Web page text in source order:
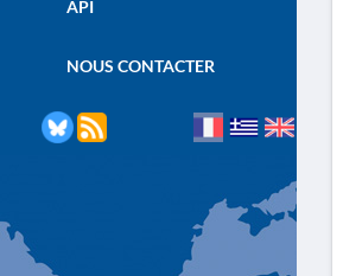
API
NOUS CONTACTER